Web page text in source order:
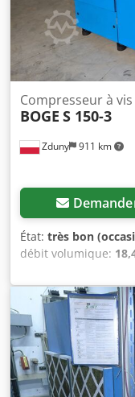
Zduny 911 km
Compresseur à vis
BOGE S 150-3
État: très bon
débit volumique:
Compresseur à vis
Moteur 110 KW
Année de
COMPRESSEUR